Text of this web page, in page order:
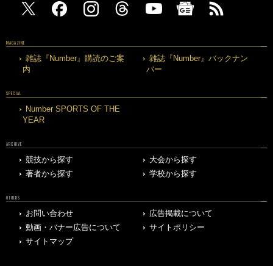
MAGAZINE
雑誌『Number』購読のご案
内
雑誌『Number』バックナン
バー
SPECIAL
Number SPORTS OF THE
YEAR
ARCHIVE
競技から探す
大会から探す
著者から探す
学校から探す
OTHERS
お問い合わせ
広告掲載について
動画・バナー広告について
サイトポリシー
サイトマップ